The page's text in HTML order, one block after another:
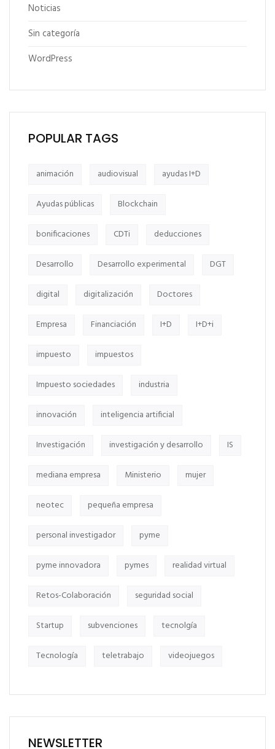
Noticias
Sin categoría
WordPress
POPULAR TAGS
animación audiovisual ayudas I+D
Ayudas públicas Blockchain
bonificaciones CDTi deducciones
Desarrollo Desarrollo experimental DGT
digital digitalización Doctores
Empresa Financiación I+D I+D+i
impuesto impuestos
Impuesto sociedades industria
innovación inteligencia artificial
Investigación investigación y desarrollo IS
mediana empresa Ministerio mujer
neotec pequeña empresa
personal investigador pyme
pyme innovadora pymes realidad virtual
Retos-Colaboración seguridad social
Startup subvenciones tecnolgía
Tecnología teletrabajo videojuegos
NEWSLETTER